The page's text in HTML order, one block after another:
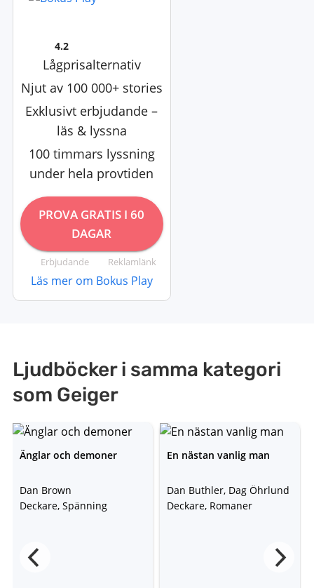
4.2
Lågprisalternativ
Njut av 100 000+ stories
Exklusivt erbjudande –
läs & lyssna
100 timmars lyssning
under hela provtiden
PROVA GRATIS I 60
DAGAR
Erbjudande Reklamlänk
Läs mer om Bokus Play
Ljudböcker i samma kategori
som Geiger
Änglar och demoner
Dan Brown
Deckare, Spänning
En nästan vanlig man
Dan Buthler, Dag Öhrlund
Deckare, Romaner